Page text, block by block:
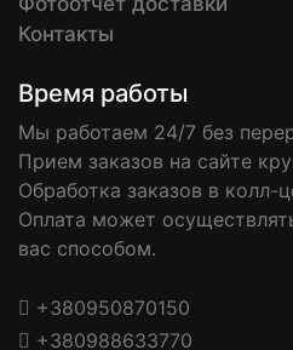
Контакты
Время работы
Мы работаем 24/7 без
Прием заказов на сайте
Обработка заказов в колл-
Оплата может
вас способом.
+380950870150
+380988633770